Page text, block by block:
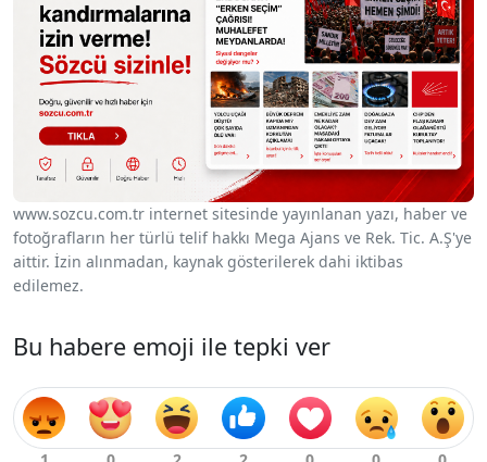
www.sozcu.com.tr internet sitesinde yayınlanan yazı, haber ve
fotoğrafların her türlü telif hakkı Mega Ajans ve Rek. Tic. A.Ş'ye
aittir. İzin alınmadan, kaynak gösterilerek dahi iktibas
edilemez.
Bu habere emoji ile tepki ver